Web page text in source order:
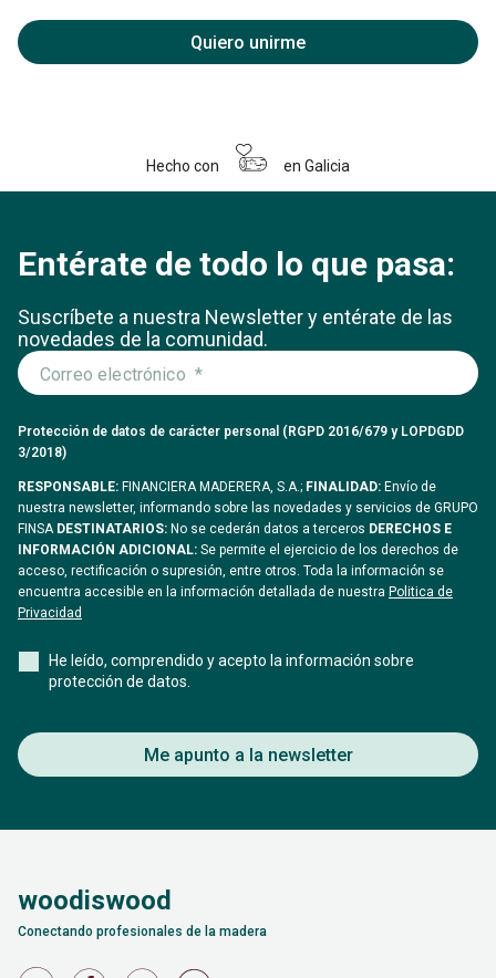
Quiero unirme
Hecho con en Galicia
Entérate de todo lo que pasa:
Suscríbete a nuestra Newsletter y entérate de las
novedades de la comunidad.
Protección de datos de carácter personal (RGPD 2016/679 y LOPDGDD
3/2018)
RESPONSABLE: FINANCIERA MADERERA, S.A.; FINALIDAD: Envío de
nuestra newsletter, informando sobre las novedades y servicios de GRUPO
FINSADESTINATARIOS: No se cederán datos a terceros DERECHOS E
INFORMACIÓN ADICIONAL: Se permite el ejercicio de los derechos de
acceso, rectificación o supresión, entre otros. Toda la información se
encuentra accesible en la información detallada de nuestra Politica de
Privacidad
He leído, comprendido y acepto la información sobre
protección de datos.
Me apunto a la newsletter
woodiswood
Conectando profesionales de la madera